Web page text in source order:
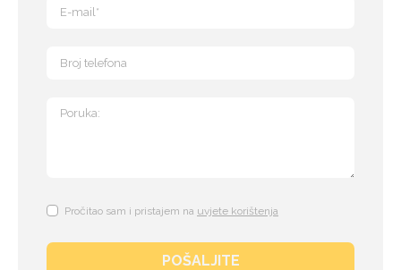
Pročitao sam i pristajem na uvjete korištenja
POŠALJITE